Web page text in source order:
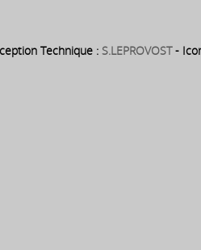
Technique :S.LEPROVOST-